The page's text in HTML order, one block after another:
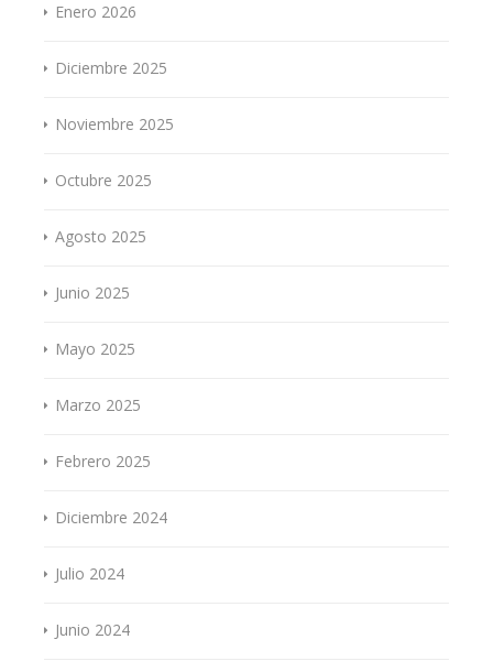
Enero 2026
Diciembre 2025
Noviembre 2025
Octubre 2025
Agosto 2025
Junio 2025
Mayo 2025
Marzo 2025
Febrero 2025
Diciembre 2024
Julio 2024
Junio 2024